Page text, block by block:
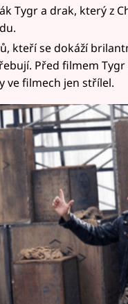
Tygr a drak, který z
kteří se dokáží
Před filmem Tygr
ve filmech jen střílel.